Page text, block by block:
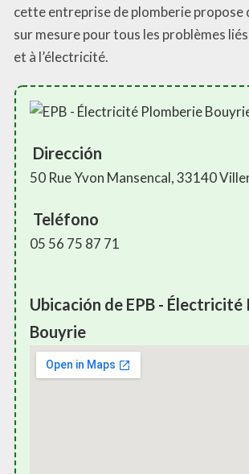
cette entreprise de plomberie propose
sur mesure pour tous les problèmes liés
et à l’électricité.
Dirección
50 Rue Yvon Mansencal, 33140
Teléfono
05 56 75 87 71
Ubicación de EPB - Électricité
Bouyrie